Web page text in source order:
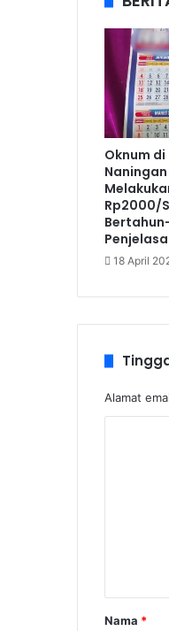
Oknum di
Rp2000/
18 April
Alamat
r
Nama *